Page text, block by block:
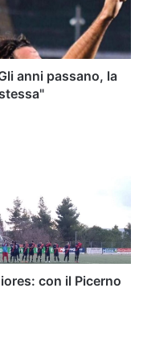
anni passano, la
con il Picerno